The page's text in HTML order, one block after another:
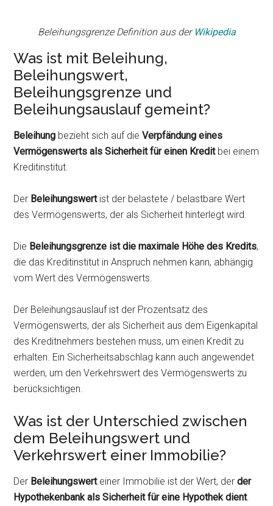
Beleihungsgrenze Definition aus der Wikipedia
Was ist mit Beleihung,
Beleihungswert,
Beleihungsgrenze und
Beleihungsauslauf gemeint?
Beleihung bezieht sich auf dieVerpfändung eines
Vermögenswerts als Sicherheit für einen Kreditbei einem
Kreditinstitut.
Der Beleihungswertist der belastete / belastbare Wert
des Vermögenswerts, der als Sicherheit hinterlegt wird.
Die Beleihungsgrenze ist die maximale Höhe des Kredits,
die das Kreditinstitut in Anspruch nehmen kann, abhängig
vom Wert des Vermögenswerts.
Der Beleihungsauslauf ist der Prozentsatz des
Vermögenswerts, der als Sicherheit aus dem Eigenkapital
des Kreditnehmers bestehen muss, um einen Kredit zu
erhalten. Ein Sicherheitsabschlag kann auch angewendet
werden, um den Verkehrswert des Vermögenswerts zu
berücksichtigen.
Was ist der Unterschied zwischen
dem Beleihungswert und
Verkehrswert einer Immobilie?
Der Beleihungswerteiner Immobilie ist der Wert, derder
Hypothekenbank als Sicherheit für eine Hypothek dient.